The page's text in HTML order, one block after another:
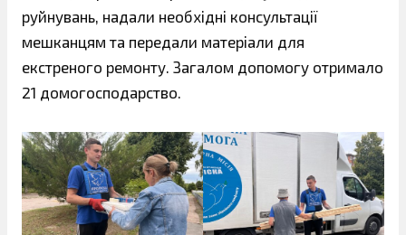
руйнувань, надали необхідні консультації
мешканцям та передали матеріали для
екстреного ремонту. Загалом допомогу отримало
21 домогосподарство.